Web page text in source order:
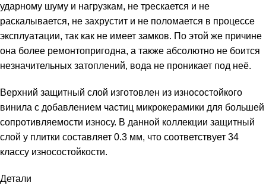
ударному шуму и нагрузкам, не трескается и не
раскалывается, не захрустит и не поломается в процессе
эксплуатации, так как не имеет замков. По этой же причине
она более ремонтопригодна, а также абсолютно не боится
незначительных затоплений, вода не проникает под неё.
Верхний защитный слой изготовлен из износостойкого
винила с добавлением частиц микрокерамики для большей
сопротивляемости износу. В данной коллекции защитный
слой у плитки составляет 0.3 мм, что соответствует 34
классу износостойкости.
Детали